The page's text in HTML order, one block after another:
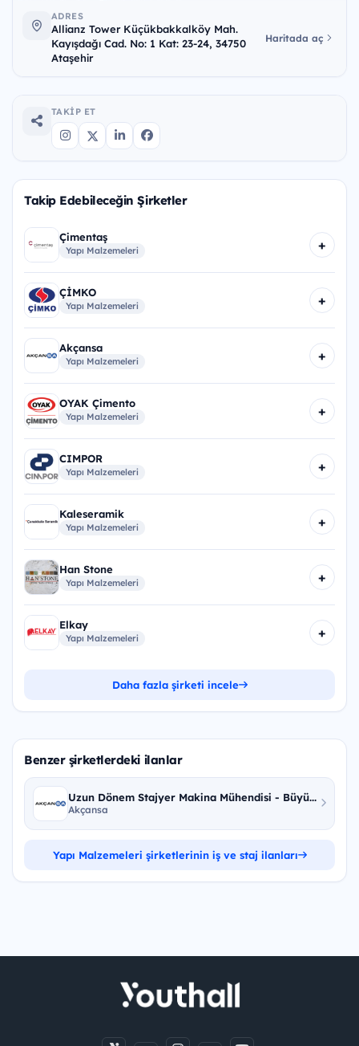
ADRES
Allianz Tower Küçükbakkalköy Mah.
Kayışdağı Cad. No: 1 Kat: 23-24, 34750
Ataşehir
Haritada aç
TAKIP ET
Takip Edebileceğin Şirketler
Çimentaş
Yapı Malzemeleri +
ÇİMKO
Yapı Malzemeleri +
Akçansa
Yapı Malzemeleri +
OYAK Çimento
Yapı Malzemeleri +
CIMPOR
Yapı Malzemeleri +
Kaleseramik
Yapı Malzemeleri +
Han Stone
Yapı Malzemeleri +
Elkay
Yapı Malzemeleri +
Daha fazla şirketi incele
Benzer şirketlerdeki ilanlar
Uzun Dönem Stajyer Makina Mühendisi - Büyü...
Akçansa
Yapı Malzemeleri şirketlerinin iş ve staj ilanları